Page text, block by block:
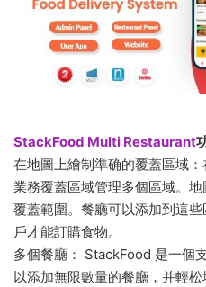
StackFood Multi Restaurant
在地圖上繪制準确的覆蓋區域
業務覆蓋區域管理多個區域。
覆蓋範圍。餐廳可以添加到這
戶才能訂購食物。
多個餐廳： StackFood 是一個
以添加無限數量的餐廳，并輕松